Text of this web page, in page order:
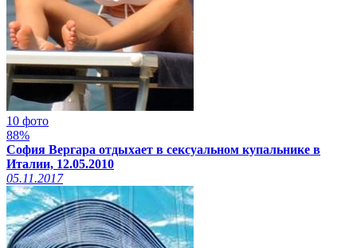
10 фото
88%
София Вергара отдыхает в сексуальном купальнике в
Италии, 12.05.2010
05.11.2017